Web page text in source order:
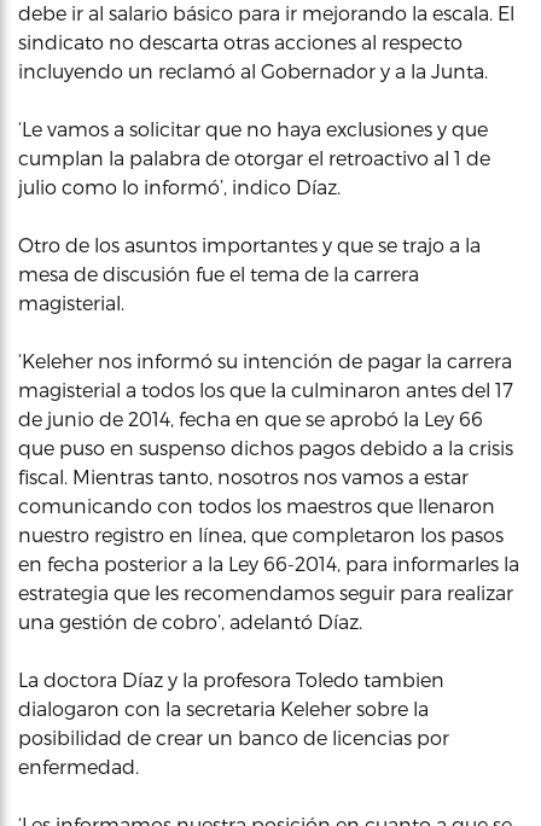
debe ir al salario básico para ir mejorando la escala. El
sindicato no descarta otras acciones al respecto
incluyendo un reclamó al Gobernador y a la Junta.
‘Le vamos a solicitar que no haya exclusiones y que
cumplan la palabra de otorgar el retroactivo al 1 de
julio como lo informó’, indico Díaz.
Otro de los asuntos importantes y que se trajo a la
mesa de discusión fue el tema de la carrera
magisterial.
‘Keleher nos informó su intención de pagar la carrera
magisterial a todos los que la culminaron antes del 17
de junio de 2014, fecha en que se aprobó la Ley 66
que puso en suspenso dichos pagos debido a la crisis
fiscal. Mientras tanto, nosotros nos vamos a estar
comunicando con todos los maestros que llenaron
nuestro registro en línea, que completaron los pasos
en fecha posterior a la Ley 66-2014, para informarles la
estrategia que les recomendamos seguir para realizar
una gestión de cobro’, adelantó Díaz.
La doctora Díaz y la profesora Toledo tambien
dialogaron con la secretaria Keleher sobre la
posibilidad de crear un banco de licencias por
enfermedad.